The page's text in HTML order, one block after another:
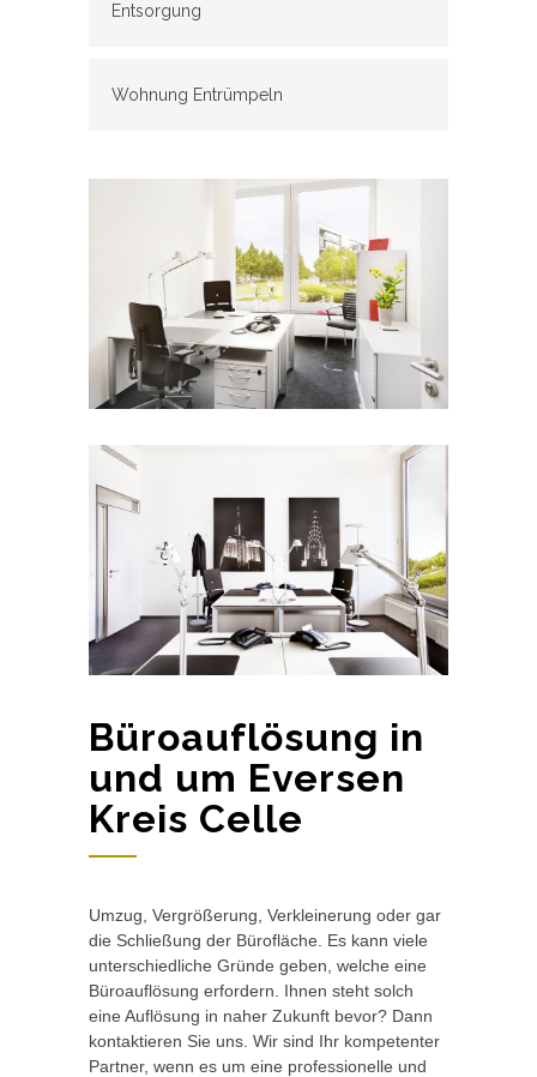
Entsorgung
Wohnung Entrümpeln
Büroauflösung in
und um Eversen
Kreis Celle
Umzug, Vergrößerung, Verkleinerung oder gar
die Schließung der Bürofläche. Es kann viele
unterschiedliche Gründe geben, welche eine
Büroauflösung erfordern. Ihnen steht solch
eine Auflösung in naher Zukunft bevor? Dann
kontaktieren Sie uns. Wir sind Ihr kompetenter
Partner, wenn es um eine professionelle und